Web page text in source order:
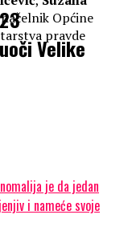
Općine
pravde
je da jedan
i nameće svoje
Velike